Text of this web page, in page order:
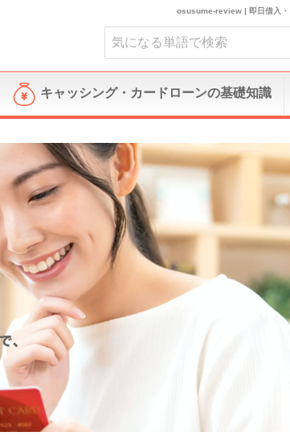
osusume-review | 即日借入・
キャッシング・カードローンの基礎知識